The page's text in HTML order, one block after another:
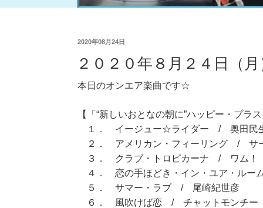
2020年08月24日
２０２０年８月２４日（
本日のオンエア楽曲です☆
【「“新しいおとなの朝に”ハッピー・プラ
１． イージュー☆ライダー / 奥田民
２． アメリカン・フィーリング / サ
３． クラブ・トロピカーナ / ワム！
４． 恋の手ほどき・イン・ユア・ル
５． サマー・ラブ / 尾崎紀世彦
６． 風吹けば恋 / チャットモンチー